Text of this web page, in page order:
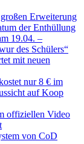
Erweiterung
der Enthüllung
19.04. –
des Schülers“
mit neuen
nur 8 € im
auf Koop
offiziellen Video
von CoD